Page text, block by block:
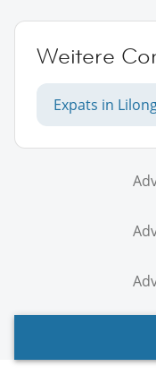
Weitere
Expats in